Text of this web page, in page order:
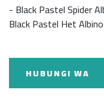
- Black Pastel Spider
Black Pastel Het
HUBUNGI WA